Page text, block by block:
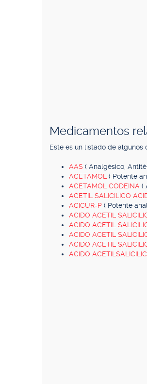
Medicamentos
Este es un listado de
AAS ( Analgésico,
ACETAMOL ( Potente
ACETAMOL CODEINA (
ACETIL SALICILICO
ACICUR-P ( Potente
ACIDO ACETIL
ACIDO ACETIL
ACIDO ACETIL
ACIDO ACETIL
ACIDO